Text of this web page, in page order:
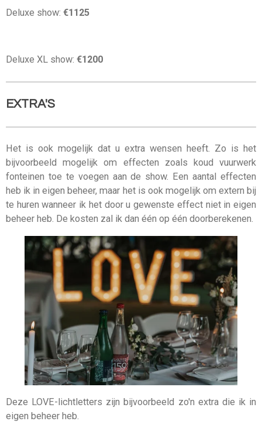
Deluxe show: €1125
Deluxe XL show: €1200
EXTRA'S
Het is ook mogelijk dat u extra wensen heeft. Zo is het
bijvoorbeeld mogelijk om effecten zoals koud vuurwerk
fonteinen toe te voegen aan de show. Een aantal effecten
heb ik in eigen beheer, maar het is ook mogelijk om extern bij
te huren wanneer ik het door u gewenste effect niet in eigen
beheer heb. De kosten zal ik dan één op één doorberekenen.
Deze LOVE-lichtletters zijn bijvoorbeeld zo'n extra die ik in
eigen beheer heb.